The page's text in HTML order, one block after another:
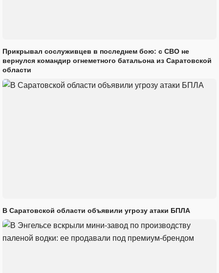
Прикрывал сослуживцев в последнем бою: с СВО не
вернулся командир огнеметного батальона из Саратовской
области
В Саратовской области объявили угрозу атаки БПЛА